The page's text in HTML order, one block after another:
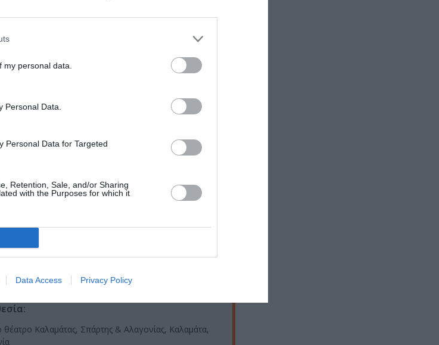
personal data.
Personal Data.
Personal Data for Targeted
Retention, Sale, and/or Sharing
with the Purposes for which it
Data Access Privacy Policy
περιοδεία
και τον εμβληματικό ρόλο που υποδύεται
θέατρο Καλαμάτας, Σπάρτης & Αλαγονίας, Καλαμάτα,